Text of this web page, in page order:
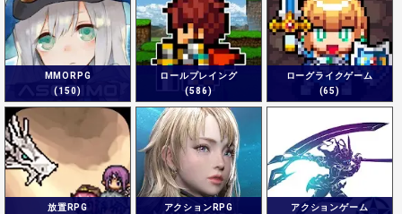
MMORPG
(150)
ロールプレイング
(586)
ローグライクゲーム
(65)
放置RPG
アクションRPG
アクションゲーム